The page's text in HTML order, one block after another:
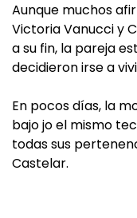
Aunque muchos
Victoria Vanucci y
a su fin, la pareja
decidieron irse a
En pocos días, la
bajo jo el mismo
todas sus
Castelar.